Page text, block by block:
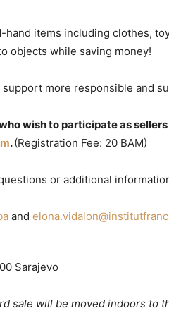
hand items including clothes,
objects while saving money!
support more responsible and
wish to participate as
.(Registration Fee: 20 BAM)
or additional
and
Sarajevo
sale will be moved indoors to